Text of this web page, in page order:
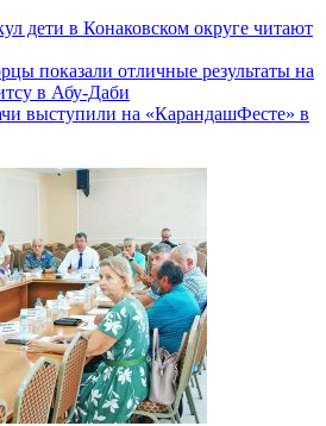
дети в Конаковском округе читают
показали отличные результаты на
в Абу-Даби
выступили на «КарандашФесте» в